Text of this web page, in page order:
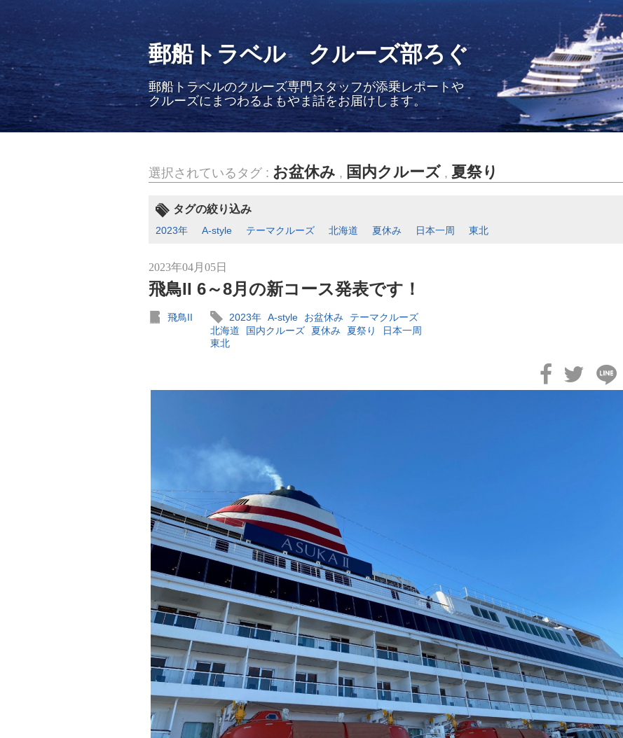
郵船トラベル クルーズ部ろぐ
郵船トラベルのクルーズ専門スタッフが添乗レポートや
クルーズにまつわるよもやま話をお届けします。
選択されているタグ : お盆休み , 国内クルーズ , 夏祭り
タグの絞り込み
2023年 A-style テーマクルーズ 北海道 夏休み 日本一周 東北
2023年04月05日
飛鳥II 6～8月の新コース発表です！
飛鳥II 2023年 A-style お盆休み
テーマクルーズ
北海道
国内クルーズ 夏休み 夏祭り
日本一周
東北